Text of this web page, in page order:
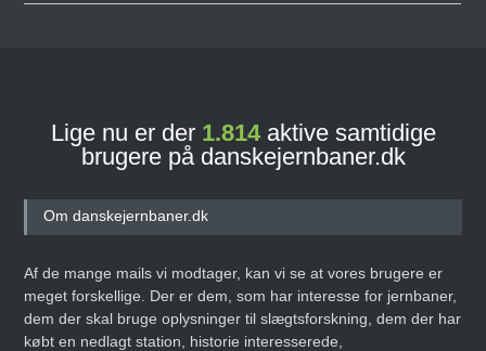
Lige nu er der 1.814aktive samtidige
brugere på danskejernbaner.dk
Om danskejernbaner.dk
Af de mange mails vi modtager, kan vi se at vores brugere er
meget forskellige. Der er dem, som har interesse for jernbaner,
dem der skal bruge oplysninger til slægtsforskning, dem der har
købt en nedlagt station, historie interesserede,